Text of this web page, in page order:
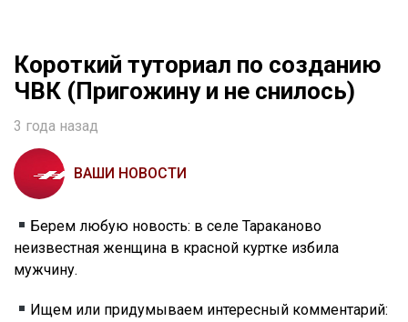
Короткий туториал по созданию
ЧВК (Пригожину и не снилось)
3 года назад
ВАШИ НОВОСТИ
Берем любую новость: в селе Тараканово
неизвестная женщина в красной куртке избила
мужчину.
Ищем или придумываем интересный комментарий: